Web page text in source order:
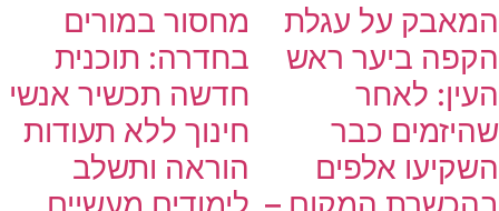
המאבק על עגלת
הקפה ביער ראש
העין: לאחר
שהיזמים כבר
השקיעו אלפים
מחסור במורים
בחדרה: תוכנית
חדשה תכשיר אנשי
חינוך ללא תעודות
הוראה ותשלב